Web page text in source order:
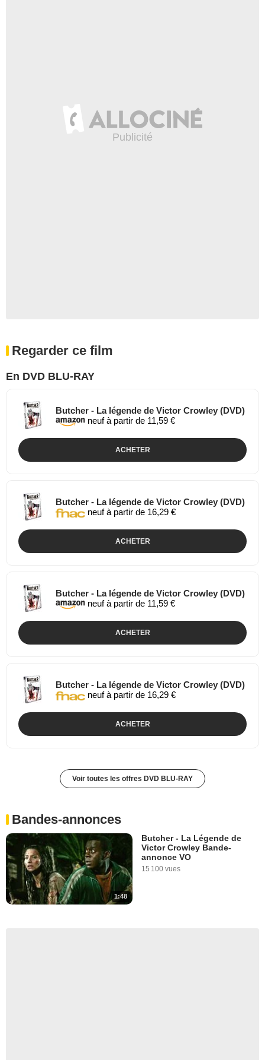
Regarder ce film
En DVD BLU-RAY
Butcher - La légende de Victor Crowley (DVD)
neuf à partir de 11,59 €
ACHETER
Butcher - La légende de Victor Crowley (DVD)
neuf à partir de 16,29 €
ACHETER
Butcher - La légende de Victor Crowley (DVD)
neuf à partir de 11,59 €
ACHETER
Butcher - La légende de Victor Crowley (DVD)
neuf à partir de 16,29 €
ACHETER
Voir toutes les offres DVD BLU-RAY
Bandes-annonces
1:48
Butcher - La Légende de
Victor Crowley Bande-
annonce VO
15 100 vues